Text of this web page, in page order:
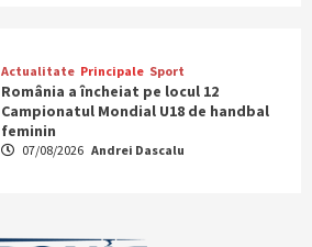
Actualitate Principale Sport
România a încheiat pe locul 12
Campionatul Mondial U18 de handbal
feminin
07/08/2026 Andrei Dascalu